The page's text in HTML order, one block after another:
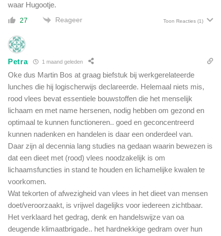
waar Hugootje.
27 Reageer Toon Reacties (1)
Petra 1 maand geleden
Oke dus Martin Bos at graag biefstuk bij werkgerelateerde
lunches die hij logischerwijs declareerde. Helemaal niets mis,
rood vlees bevat essentiele bouwstoffen die het menselijk
lichaam en met name hersenen, nodig hebben om gezond en
optimaal te kunnen functioneren.. goed en geconcentreerd
kunnen nadenken en handelen is daar een onderdeel van.
Daar zijn al decennia lang studies na gedaan waarin bewezen is
dat een dieet met (rood) vlees noodzakelijk is om
lichaamsfuncties in stand te houden en lichamelijke kwalen te
voorkomen.
Wat tekorten of afwezigheid van vlees in het dieet van mensen
doet/veroorzaakt, is vrijwel dagelijks voor iedereen zichtbaar.
Het verklaard het gedrag, denk en handelswijze van oa
deugende klimaatbrigade.. het hardnekkige gedram over hun